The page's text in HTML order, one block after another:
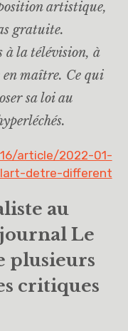
artistique,
gratuite.
à la télévision, à
en maître. Ce qui
sa loi au
article/2022-01-
detre-different
au
Le
plusieurs
critiques